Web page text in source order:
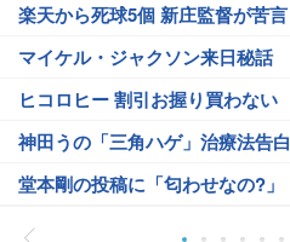
楽天から死球5個 新庄監督が苦言
マイケル・ジャクソン来日秘話
ヒコロヒー 割引お握り買わない
神田うの「三角ハゲ」治療法告白
堂本剛の投稿に「匂わせなの?」